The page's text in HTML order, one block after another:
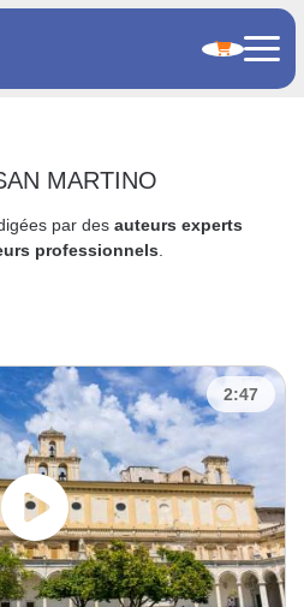
MARTINO
par des auteurs experts
professionnels
2:47